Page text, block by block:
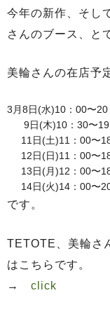
今年の新作、そし
さんのブース、と
美輪さんの在店予
3月8日(水)10：00〜20
9日(木)10：30〜19
11日(土)11：00〜
12日(日)11：00〜
13日(月)12：00〜
14日(火)14：00〜
です。
TETOTE、美輪さ
はこちらです。
→ click